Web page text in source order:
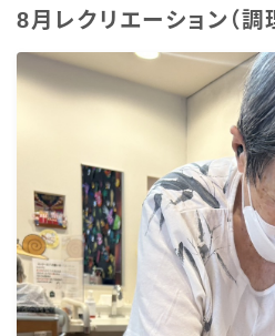
会社概要
スタッフ専用ページ
占い（円グラフの相性
8月レクリエーション（調